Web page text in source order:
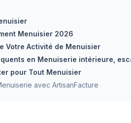
Menuisier 2026
Votre Activité de Menuisier
en Menuiserie intérieure,
pour Tout Menuisier
avec ArtisanFacture